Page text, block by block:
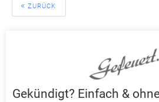
ZURÜCK
Gekündigt? Einfach &